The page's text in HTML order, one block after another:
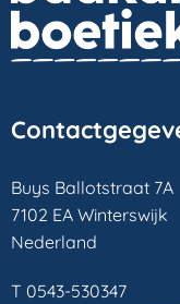
Buys Ballotstraat 7A
7102 EA Winterswijk
Nederland
T 0543-530347